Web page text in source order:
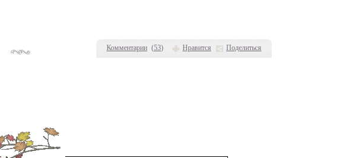
Комментарии (53) Нравится Поделиться